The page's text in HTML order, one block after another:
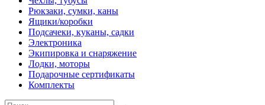
Рюкзаки, сумки, каны
Ящики/коробки
Подсачеки, куканы, садки
Электроника
Экипировка и снаряжение
Лодки, моторы
Подарочные сертификаты
Комплекты